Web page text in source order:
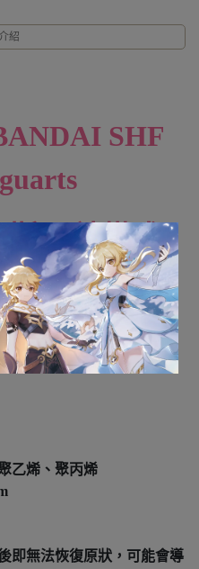
紹
SHF
斯 月神模式
拆封
先詢問
乙烯、聚丙烯
無法恢復原狀，可能會導